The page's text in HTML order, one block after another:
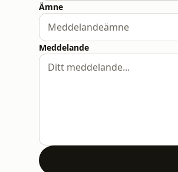
Ämne
Meddelande